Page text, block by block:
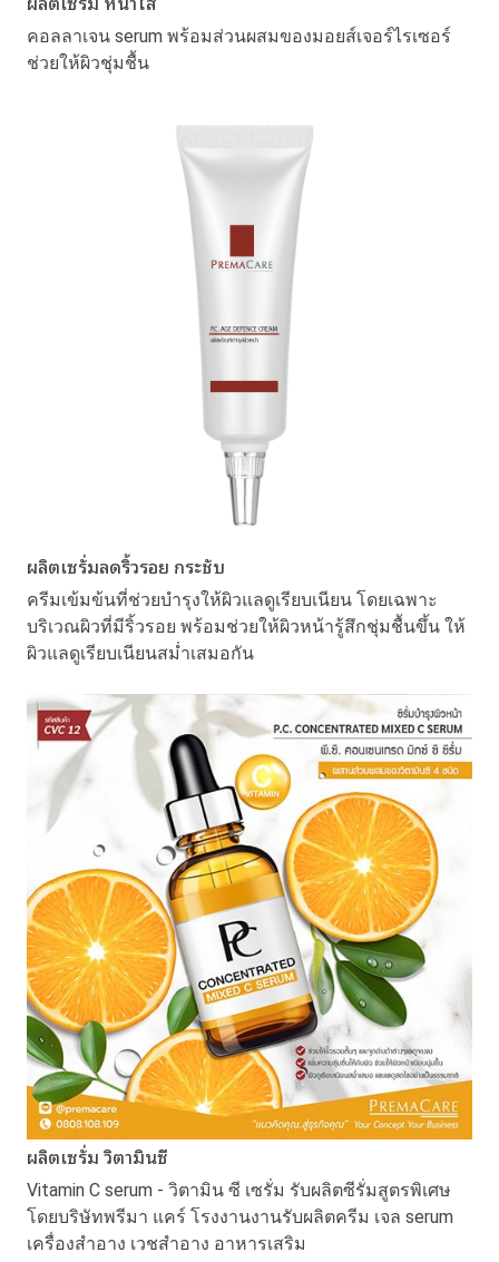
คอลลาเจน serum พร้อมส่วนผสมของมอยส์เจอร์ไรเซอร์
ช่วยให้ผิวชุ่มชื้น
ผลิตเซรั่มลดริ้วรอย กระชับ
ครีมเข้มข้นที่ช่วยบำรุงให้ผิวแลดูเรียบเนียน โดยเฉพาะ
บริเวณผิวที่มีริ้วรอย พร้อมช่วยให้ผิวหน้ารู้สึกชุ่มชื้นขึ้น ให้
ผิวแลดูเรียบเนียนสม่ำเสมอกัน
ผลิตเซรั่ม วิตามินซี
Vitamin C serum - วิตามิน ซี เซรั่ม รับผลิตซีรั่มสูตรพิเศษ
โดยบริษัทพรีมา แคร์ โรงงานงานรับผลิตครีม เจล serum
เครื่องสำอาง เวชสำอาง อาหารเสริม